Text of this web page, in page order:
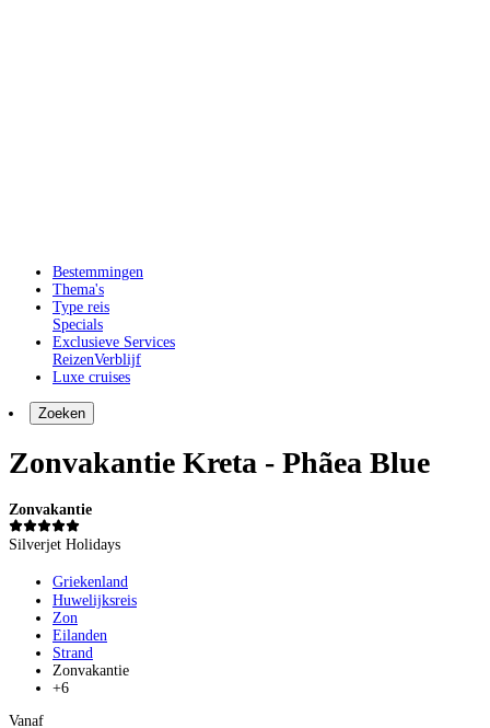
Bestemmingen
Thema's
Type reis
Specials
Exclusieve Services
ReizenVerblijf
Luxe cruises
Zoeken
Zonvakantie Kreta - Phãea Blue
Zonvakantie
Silverjet Holidays
Griekenland
Huwelijksreis
Zon
Eilanden
Strand
Zonvakantie
+6
Vanaf